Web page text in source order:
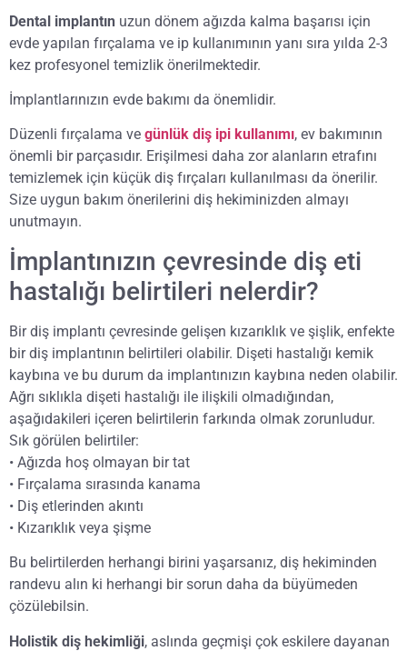
Dental implantın uzun dönem ağızda kalma başarısı için
evde yapılan fırçalama ve ip kullanımının yanı sıra yılda 2-3
kez profesyonel temizlik önerilmektedir.
İmplantlarınızın evde bakımı da önemlidir.
Düzenli fırçalama ve günlük diş ipi kullanımı, ev bakımının
önemli bir parçasıdır. Erişilmesi daha zor alanların etrafını
temizlemek için küçük diş fırçaları kullanılması da önerilir.
Size uygun bakım önerilerini diş hekiminizden almayı
unutmayın.
İmplantınızın çevresinde diş eti
hastalığı belirtileri nelerdir?
Bir diş implantı çevresinde gelişen kızarıklık ve şişlik, enfekte
bir diş implantının belirtileri olabilir. Dişeti hastalığı kemik
kaybına ve bu durum da implantınızın kaybına neden olabilir.
Ağrı sıklıkla dişeti hastalığı ile ilişkili olmadığından,
aşağıdakileri içeren belirtilerin farkında olmak zorunludur.
Sık görülen belirtiler:
• Ağızda hoş olmayan bir tat
• Fırçalama sırasında kanama
• Diş etlerinden akıntı
• Kızarıklık veya şişme
Bu belirtilerden herhangi birini yaşarsanız, diş hekiminden
randevu alın ki herhangi bir sorun daha da büyümeden
çözülebilsin.
Holistik diş hekimliği, aslında geçmişi çok eskilere dayanan